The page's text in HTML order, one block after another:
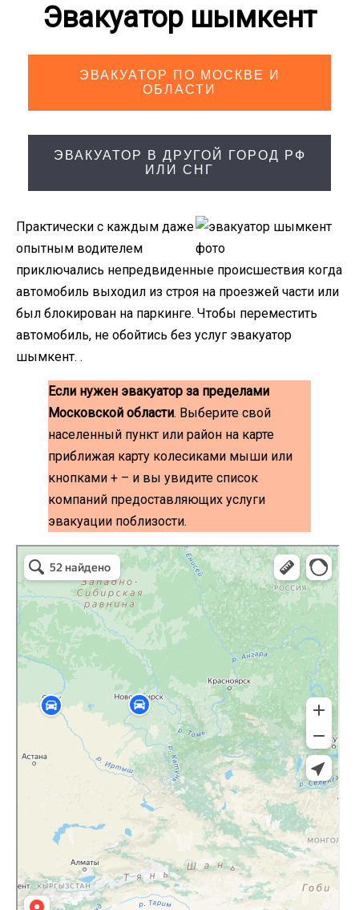
Эвакуатор шымкент
ЭВАКУАТОР ПО МОСКВЕ И
ОБЛАСТИ
ЭВАКУАТОР В ДРУГОЙ ГОРОД РФ
ИЛИ СНГ
Практически с каждым даже
опытным водителем
приключались непредвиденные происшествия когда
автомобиль выходил из строя на проезжей части или
был блокирован на паркинге. Чтобы переместить
автомобиль, не обойтись без услуг эвакуатор
шымкент. .
Если нужен эвакуатор за пределами
Московской области. Выберите свой
населенный пункт или район на карте
приближая карту колесиками мыши или
кнопками + – и вы увидите список
компаний предоставляющих услуги
эвакуации поблизости.
Волоколамск